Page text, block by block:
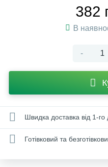
382
В
-
Швидка доставка від 1-го
Готівковий та